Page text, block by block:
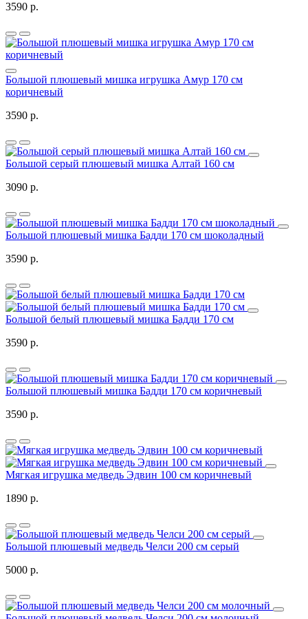
3590 р.
Большой плюшевый мишка игрушка Амур 170 см
коричневый
3590 р.
Большой серый плюшевый мишка Алтай 160 см
3090 р.
Большой плюшевый мишка Бадди 170 см шоколадный
3590 р.
Большой белый плюшевый мишка Бадди 170 см
3590 р.
Большой плюшевый мишка Бадди 170 см коричневый
3590 р.
Мягкая игрушка медведь Эдвин 100 см коричневый
1890 р.
Большой плюшевый медведь Челси 200 см серый
5000 р.